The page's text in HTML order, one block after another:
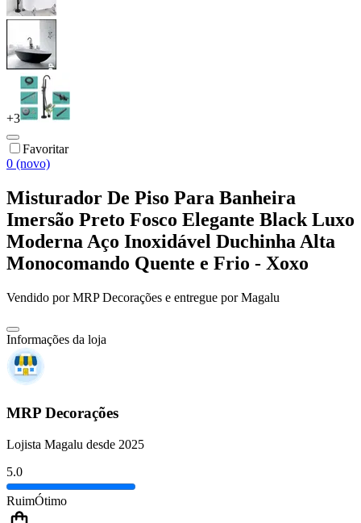
+3
Favoritar
0 (novo)
Misturador De Piso Para Banheira
Imersão Preto Fosco Elegante Black Luxo
Moderna Aço Inoxidável Duchinha Alta
Monocomando Quente e Frio - Xoxo
Vendido porMRP Decorações e entregue por Magalu
Informações da loja
MRP Decorações
Lojista Magalu desde 2025
5.0
RuimÓtimo